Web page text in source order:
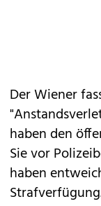
Der Wiener
haben den
Sie vor
haben